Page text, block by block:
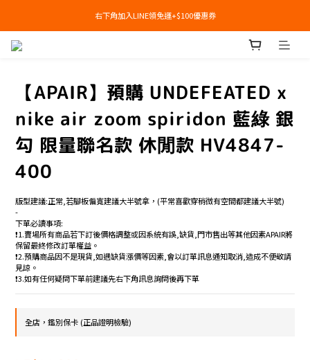
右下角加入LINE領免運+$100優惠券
右下角加入LINE領免運+$100優惠券
即日起，預購商品可提供部分訂金後尾款貨到付款(需協助請洽官line:@apair)
【APAIR】預購 UNDEFEATED x
nike air zoom spiridon 藍綠 銀
勾 限量聯名款 休閒款 HV4847-
400
版型建議:正常,若腳板偏寬建議大半號拿，(平常喜歡穿稍微有空間都建議大半號)
-
下單必讀事項:
❗️1.賣場所有商品若下訂後價格調整或因系統有誤,缺貨,門市售出等其他因素APAIR將
保留最終修改訂單權益。
❗️2.預購商品因不是現貨,如遇缺貨漲價等因素,會以訂單訊息通知取消,造成不便敬請
見諒。
❗️3.如有任何疑問下單前建議先右下角訊息詢問後再下單
全店，鑑別保卡 (正品證明檢驗)